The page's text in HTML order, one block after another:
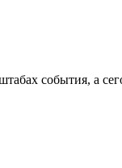
события, а